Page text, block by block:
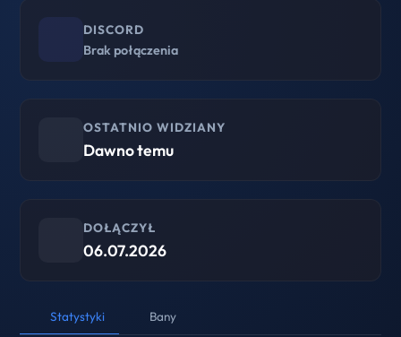
DISCORD
Brak połączenia
OSTATNIO WIDZIANY
Dawno temu
DOŁĄCZYŁ
06.07.2026
Statystyki Bany